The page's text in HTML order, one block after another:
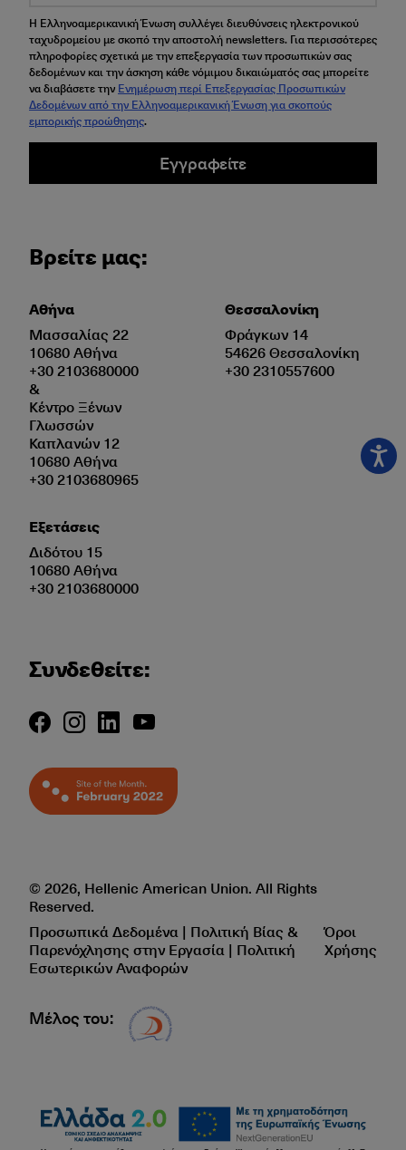
Η Ελληνοαμερικανική Ένωση συλλέγει διευθύνσεις ηλεκτρονικού
ταχυδρομείου με σκοπό την αποστολή newsletters. Για περισσότερες
πληροφορίες σχετικά με την επεξεργασία των προσωπικών σας
δεδομένων και την άσκηση κάθε νόμιμου δικαιώματός σας μπορείτε
να διαβάσετε την Ενημέρωση περί Επεξεργασίας Προσωπικών
Δεδομένων από την Ελληνοαμερικανική Ένωση για σκοπούς
εμπορικής προώθησης.
Εγγραφείτε
Βρείτε μας:
Αθήνα
Μασσαλίας 22
10680 Αθήνα
+30 2103680000
&
Κέντρο Ξένων
Γλωσσών
Καπλανών 12
10680 Αθήνα
+30 2103680965
Εξετάσεις
Διδότου 15
10680 Αθήνα
+30 2103680000
Θεσσαλονίκη
Φράγκων 14
54626 Θεσσαλονίκη
+30 2310557600
Συνδεθείτε:
© 2026, Hellenic American Union. All Rights
Reserved.
Προσωπικά Δεδομένα | Πολιτική Βίας &
Παρενόχλησης στην Εργασία | Πολιτική
Εσωτερικών Αναφορών
Όροι
Χρήσης
Μέλος του: